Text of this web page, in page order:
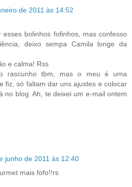
de 2011 às 14:52
esses bolinhos fofinhos, mas confesso
deixo sempa Camila longe da
e calma! Rss
rascunho tbm, mas o meu é uma
fiz, só faltam dar uns ajustes e colocar
no blog. Ah, te deixei um e-mail ontem
junho de 2011 às 12:40
mais fofo!!rs